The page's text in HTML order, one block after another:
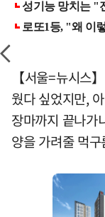
【서울=뉴시스
웠다 싶었지만,
장마까지 끝나가
양을 가려줄 먹